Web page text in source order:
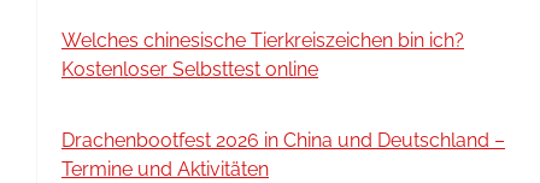
Welches chinesische Tierkreiszeichen bin ich?
Kostenloser Selbsttest online
Drachenbootfest 2026 in China und Deutschland –
Termine und Aktivitäten